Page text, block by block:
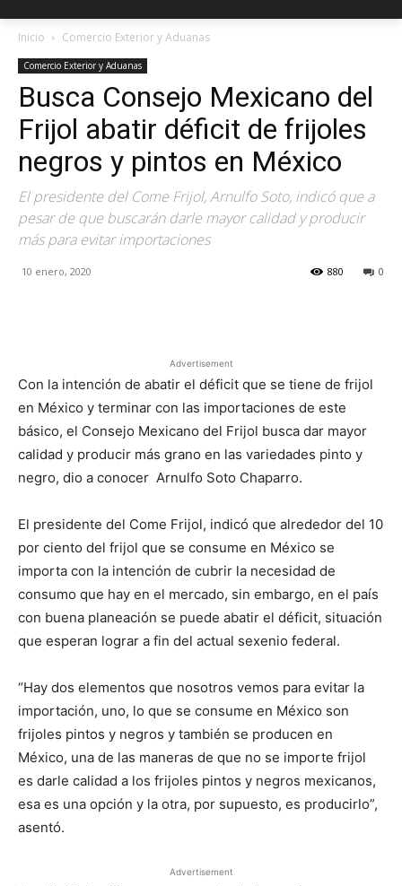
Inicio Comercio Exterior y Aduanas
Comercio Exterior y Aduanas
Busca Consejo Mexicano del
Frijol abatir déficit de frijoles
negros y pintos en México
El presidente del Come Frijol, Arnulfo Soto, indicó que a
pesar de que buscarán darle mayor calidad y producir
más para evitar importaciones
10 enero, 2020 0
880
Advertisement
Con la intención de abatir el déficit que se tiene de frijol
en México y terminar con las importaciones de este
básico, el Consejo Mexicano del Frijol busca dar mayor
calidad y producir más grano en las variedades pinto y
negro, dio a conocer Arnulfo Soto Chaparro.
El presidente del Come Frijol, indicó que alrededor del 10
por ciento del frijol que se consume en México se
importa con la intención de cubrir la necesidad de
consumo que hay en el mercado, sin embargo, en el país
con buena planeación se puede abatir el déficit, situación
que esperan lograr a fin del actual sexenio federal.
“Hay dos elementos que nosotros vemos para evitar la
importación, uno, lo que se consume en México son
frijoles pintos y negros y también se producen en
México, una de las maneras de que no se importe frijol
es darle calidad a los frijoles pintos y negros mexicanos,
esa es una opción y la otra, por supuesto, es producirlo”,
asentó.
Advertisement